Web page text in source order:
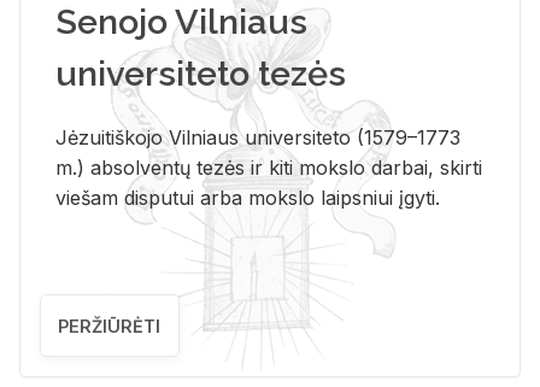
Senojo Vilniaus
universiteto tezės
Jėzuitiškojo Vilniaus universiteto (1579–1773
m.) absolventų tezės ir kiti mokslo darbai, skirti
viešam disputui arba mokslo laipsniui įgyti.
PERŽIŪRĖTI